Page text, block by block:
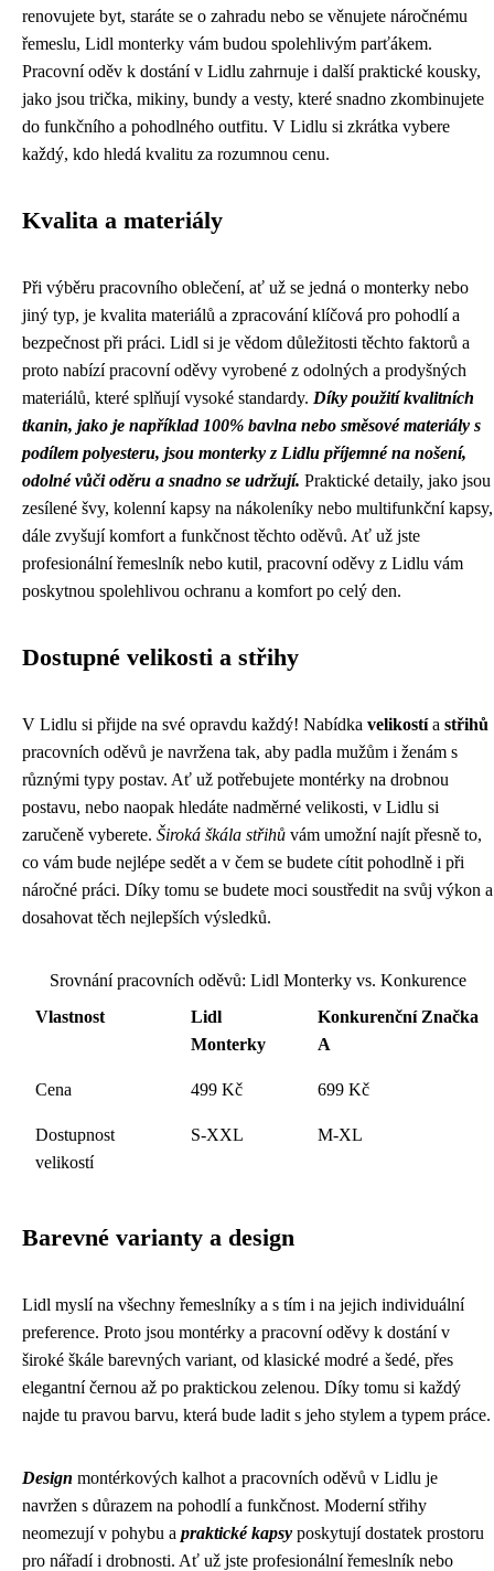
renovujete byt, staráte se o zahradu nebo se věnujete náročnému
řemeslu, Lidl monterky vám budou spolehlivým parťákem.
Pracovní oděv k dostání v Lidlu zahrnuje i další praktické kousky,
jako jsou trička, mikiny, bundy a vesty, které snadno zkombinujete
do funkčního a pohodlného outfitu. V Lidlu si zkrátka vybere
každý, kdo hledá kvalitu za rozumnou cenu.
Kvalita a materiály
Při výběru pracovního oblečení, ať už se jedná o monterky nebo
jiný typ, je kvalita materiálů a zpracování klíčová pro pohodlí a
bezpečnost při práci. Lidl si je vědom důležitosti těchto faktorů a
proto nabízí pracovní oděvy vyrobené z odolných a prodyšných
materiálů, které splňují vysoké standardy. Díky použití kvalitních
tkanin, jako je například 100% bavlna nebo směsové materiály s
podílem polyesteru, jsou monterky z Lidlu příjemné na nošení,
odolné vůči oděru a snadno se udržují. Praktické detaily, jako jsou
zesílené švy, kolenní kapsy na nákoleníky nebo multifunkční kapsy,
dále zvyšují komfort a funkčnost těchto oděvů. Ať už jste
profesionální řemeslník nebo kutil, pracovní oděvy z Lidlu vám
poskytnou spolehlivou ochranu a komfort po celý den.
Dostupné velikosti a střihy
V Lidlu si přijde na své opravdu každý! Nabídka velikostía střihů
pracovních oděvů je navržena tak, aby padla mužům i ženám s
různými typy postav. Ať už potřebujete montérky na drobnou
postavu, nebo naopak hledáte nadměrné velikosti, v Lidlu si
zaručeně vyberete. Široká škála střihů vám umožní najít přesně to,
co vám bude nejlépe sedět a v čem se budete cítit pohodlně i při
náročné práci. Díky tomu se budete moci soustředit na svůj výkon a
dosahovat těch nejlepších výsledků.
Srovnání pracovních oděvů: Lidl Monterky vs. Konkurence
Vlastnost
Lidl
Monterky
Konkurenční Značka
A
Cena 499 Kč 699 Kč
Dostupnost
velikostí
S-XXL M-XL
Barevné varianty a design
Lidl myslí na všechny řemeslníky a s tím i na jejich individuální
preference. Proto jsou montérky a pracovní oděvy k dostání v
široké škále barevných variant, od klasické modré a šedé, přes
elegantní černou až po praktickou zelenou. Díky tomu si každý
najde tu pravou barvu, která bude ladit s jeho stylem a typem práce.
Design montérkových kalhot a pracovních oděvů v Lidlu je
navržen s důrazem na pohodlí a funkčnost. Moderní střihy
neomezují v pohybu a praktické kapsy poskytují dostatek prostoru
pro nářadí i drobnosti. Ať už jste profesionální řemeslník nebo